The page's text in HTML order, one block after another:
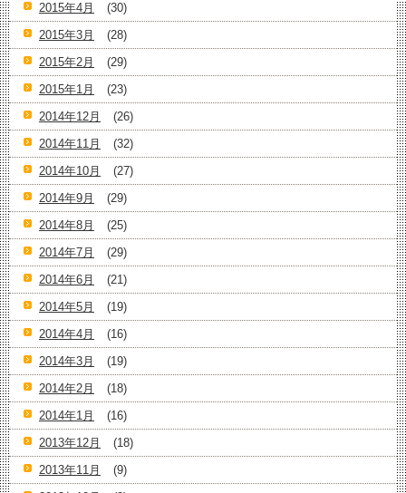
2015年4月
(30)
2015年3月
(28)
2015年2月
(29)
2015年1月
(23)
2014年12月
(26)
2014年11月
(32)
2014年10月
(27)
2014年9月
(29)
2014年8月
(25)
2014年7月
(29)
2014年6月
(21)
2014年5月
(19)
2014年4月
(16)
2014年3月
(19)
2014年2月
(18)
2014年1月
(16)
2013年12月
(18)
2013年11月
(9)